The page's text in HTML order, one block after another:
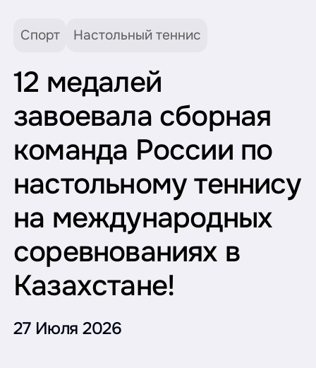
Спорт Настольный теннис
12 медалей
завоевала сборная
команда России по
настольному теннису
на международных
соревнованиях в
Казахстане!
27 Июля 2026